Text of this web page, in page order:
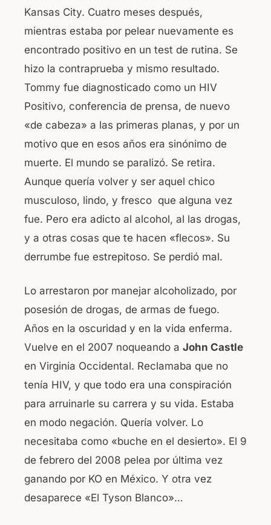
Kansas City. Cuatro meses después,
mientras estaba por pelear nuevamente es
encontrado positivo en un test de rutina. Se
hizo la contraprueba y mismo resultado.
Tommy fue diagnosticado como un HIV
Positivo, conferencia de prensa, de nuevo
«de cabeza» a las primeras planas, y por un
motivo que en esos años era sinónimo de
muerte. El mundo se paralizó. Se retira.
Aunque quería volver y ser aquel chico
musculoso, lindo, y fresco que alguna vez
fue. Pero era adicto al alcohol, al las drogas,
y a otras cosas que te hacen «flecos». Su
derrumbe fue estrepitoso. Se perdió mal.
Lo arrestaron por manejar alcoholizado, por
posesión de drogas, de armas de fuego.
Años en la oscuridad y en la vida enferma.
Vuelve en el 2007 noqueando a John Castle
en Virginia Occidental. Reclamaba que no
tenía HIV, y que todo era una conspiración
para arruinarle su carrera y su vida. Estaba
en modo negación. Quería volver. Lo
necesitaba como «buche en el desierto». El 9
de febrero del 2008 pelea por última vez
ganando por KO en México. Y otra vez
desaparece «El Tyson Blanco»…